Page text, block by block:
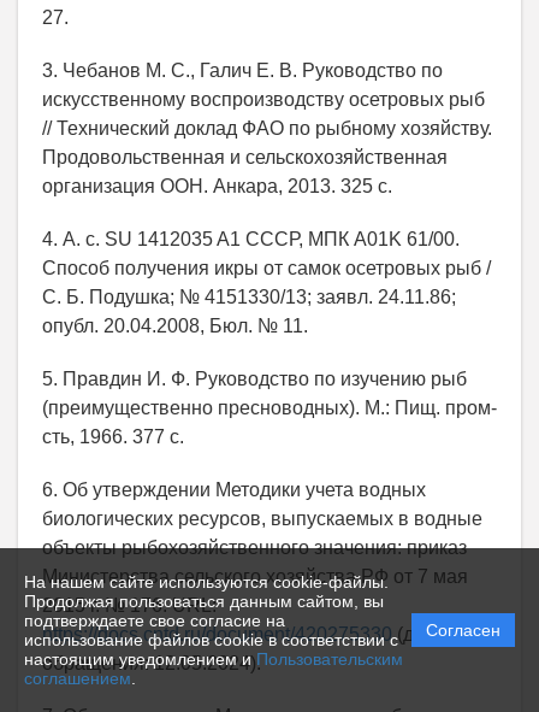
На нашем сайте используются cookie-файлы.
Продолжая пользоваться данным сайтом, вы
подтверждаете свое согласие на
использование файлов cookie в соответствии с
настоящим уведомлением иПользовательским
соглашением
Согласен
27.
3. Чебанов М. С., Галич Е. В. Руководство по
искусственному воспроизводству осетровых рыб
// Технический доклад ФАО по рыбному хозяйству.
Продовольственная и сельскохозяйственная
организация ООН. Анкара, 2013. 325 с.
4. А. с. SU 1412035 A1 СССР, МПК A01K 61/00.
Способ получения икры от самок осетровых рыб /
С. Б. Подушка; № 4151330/13; заявл. 24.11.86;
опубл. 20.04.2008, Бюл. № 11.
5. Правдин И. Ф. Руководство по изучению рыб
(преимущественно пресноводных). М.: Пищ. пром-
сть, 1966. 377 с.
6. Об утверждении Методики учета водных
биологических ресурсов, выпускаемых в водные
объекты рыбохозяйственного значения: приказ
Министерства сельского хозяйства РФ от 7 мая
2015 г. № 176. URL:
https://docs.cntd.ru/document/420275330(дата
обращения: 12.05.2024).